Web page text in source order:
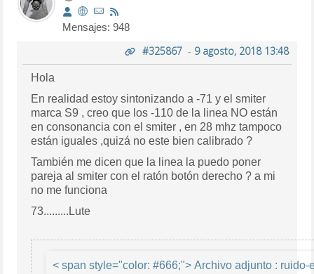
Mensajes: 948
#325867- 9 agosto, 2018 13:48
Hola
En realidad estoy sintonizando a -71 y el smiter
marca S9 , creo que los -110 de la linea NO están
en consonancia con el smiter , en 28 mhz tampoco
están iguales ,quizá no este bien calibrado ?
También me dicen que la linea la puedo poner
pareja al smiter con el ratón botón derecho ? a mi
no me funciona
73.........Lute
< span style="color: